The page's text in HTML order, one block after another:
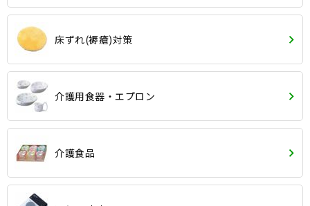
床ずれ(褥瘡)対策
介護用食器・エプロン
介護食品